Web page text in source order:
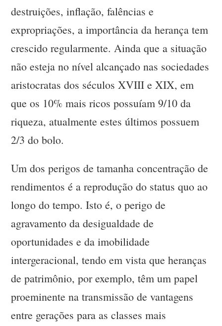
destruições, inflação, falências e
expropriações, a importância da herança tem
crescido regularmente. Ainda que a situação
não esteja no nível alcançado nas sociedades
aristocratas dos séculos XVIII e XIX, em
que os 10% mais ricos possuíam 9/10 da
riqueza, atualmente estes últimos possuem
2/3 do bolo.
Um dos perigos de tamanha concentração de
rendimentos é a reprodução do status quo ao
longo do tempo. Isto é, o perigo de
agravamento da desigualdade de
oportunidades e da imobilidade
intergeracional, tendo em vista que heranças
de patrimônio, por exemplo, têm um papel
proeminente na transmissão de vantagens
entre gerações para as classes mais